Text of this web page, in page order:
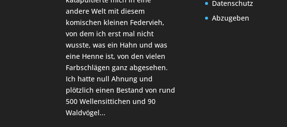
andere Welt mit diesem
komischen kleinen Federvieh,
von dem ich erst mal nicht
wusste, was ein Hahn und was
eine Henne ist, von den vielen
Farbschlägen ganz abgesehen.
Ich hatte null Ahnung und
plötzlich einen Bestand von rund
500 Wellensittichen und 90
Waldvögel...
Datenschutz
Abzugeben